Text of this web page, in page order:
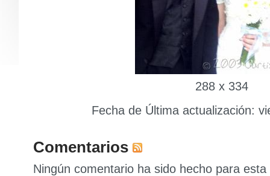
288 x 334
Fecha de Última actualización:
Comentarios
Ningún comentario ha sido hecho para esta